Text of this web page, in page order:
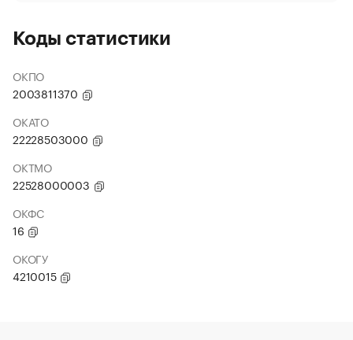
Коды статистики
ОКПО
2003811370
ОКАТО
22228503000
ОКТМО
22528000003
ОКФС
16
ОКОГУ
4210015